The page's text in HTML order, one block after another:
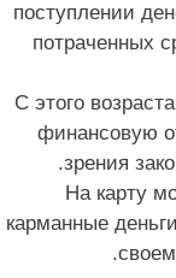
поступлении
потраченных
С этого
финансовую
зрения
На карту
карманные